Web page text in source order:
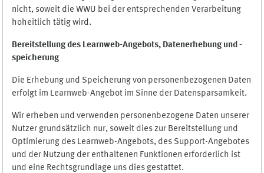
nicht, soweit die WWU bei der entsprechenden Verarbeitung
hoheitlich tätig wird.
Bereitstellung des Learnweb-Angebots, Datenerhebung und -
speicherung
Die Erhebung und Speicherung von personenbezogenen Daten
erfolgt im Learnweb-Angebot im Sinne der Datensparsamkeit.
Wir erheben und verwenden personenbezogene Daten unserer
Nutzer grundsätzlich nur, soweit dies zur Bereitstellung und
Optimierung des Learnweb-Angebots, des Support-Angebotes
und der Nutzung der enthaltenen Funktionen erforderlich ist
und eine Rechtsgrundlage uns dies gestattet.